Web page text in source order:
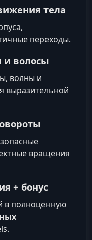
тела
переходы.
волосы
волны и
выразительной
вращения
+ бонус
в полноценную